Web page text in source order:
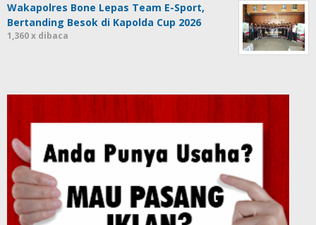
Wakapolres Bone Lepas Team E-Sport,
Bertanding Besok di Kapolda Cup 2026
1,360 x dibaca